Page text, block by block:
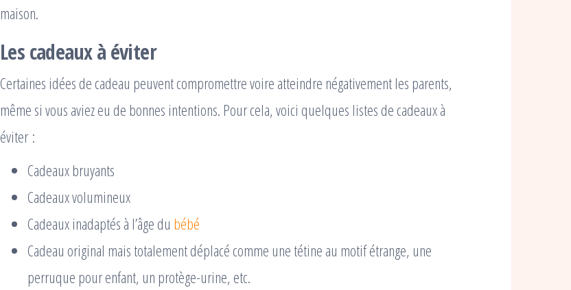
maison.
Les cadeaux à éviter
Certaines idées de cadeau peuvent compromettre voire atteindre négativement les parents,
même si vous aviez eu de bonnes intentions. Pour cela, voici quelques listes de cadeaux à
éviter :
Cadeaux bruyants
Cadeaux volumineux
Cadeaux inadaptés à l’âge du bébé
Cadeau original mais totalement déplacé comme une tétine au motif étrange, une
perruque pour enfant, un protège-urine, etc.